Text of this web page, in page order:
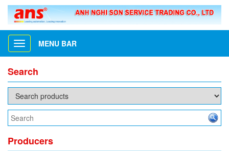
Toggle
navigation
MENU BAR
Search
Producers